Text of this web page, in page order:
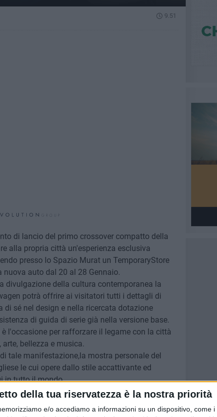
della tua riservatezza è la nostra priorità
e/o accediamo a informazioni su un dispositivo, come i
9.51
di lancio del primo crossover compatto della
alla propria città un'esperienza esclusiva
presso lo Spazio Murat un TemporaryStore
nuova auto dal 20 al 28 Gennaio.
divulgazione della cultura contemporanea la
potrà offrire ai visitatori tutti i dettagli di
di sé nel design e nella ricercata dotazione
di guida di serie già nella versione base.
l'occasione per rafforzare il legame con la città
bellezza e musica.
tale manifestazione,la mostra personale del
le cui opere dallo stile accattivante ed
in tutto il mondo.
un'opera d'arte unica, che unisce l'amore del
del marchio Volkswagen nel passato, nel